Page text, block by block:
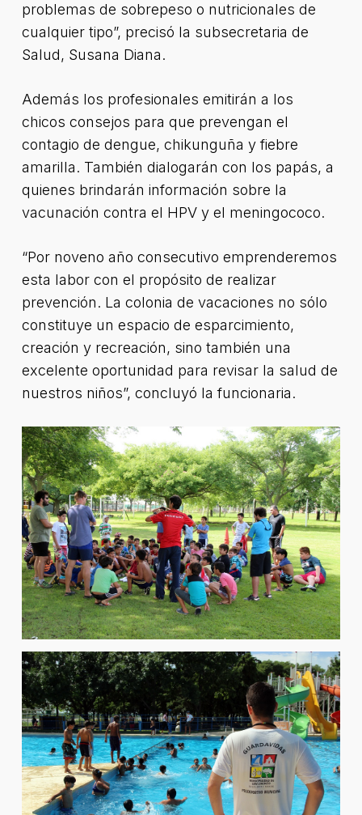
problemas de sobrepeso o nutricionales de
cualquier tipo”, precisó la subsecretaria de
Salud, Susana Diana.
Además los profesionales emitirán a los
chicos consejos para que prevengan el
contagio de dengue, chikunguña y fiebre
amarilla. También dialogarán con los papás, a
quienes brindarán información sobre la
vacunación contra el HPV y el meningococo.
“Por noveno año consecutivo emprenderemos
esta labor con el propósito de realizar
prevención. La colonia de vacaciones no sólo
constituye un espacio de esparcimiento,
creación y recreación, sino también una
excelente oportunidad para revisar la salud de
nuestros niños”, concluyó la funcionaria.